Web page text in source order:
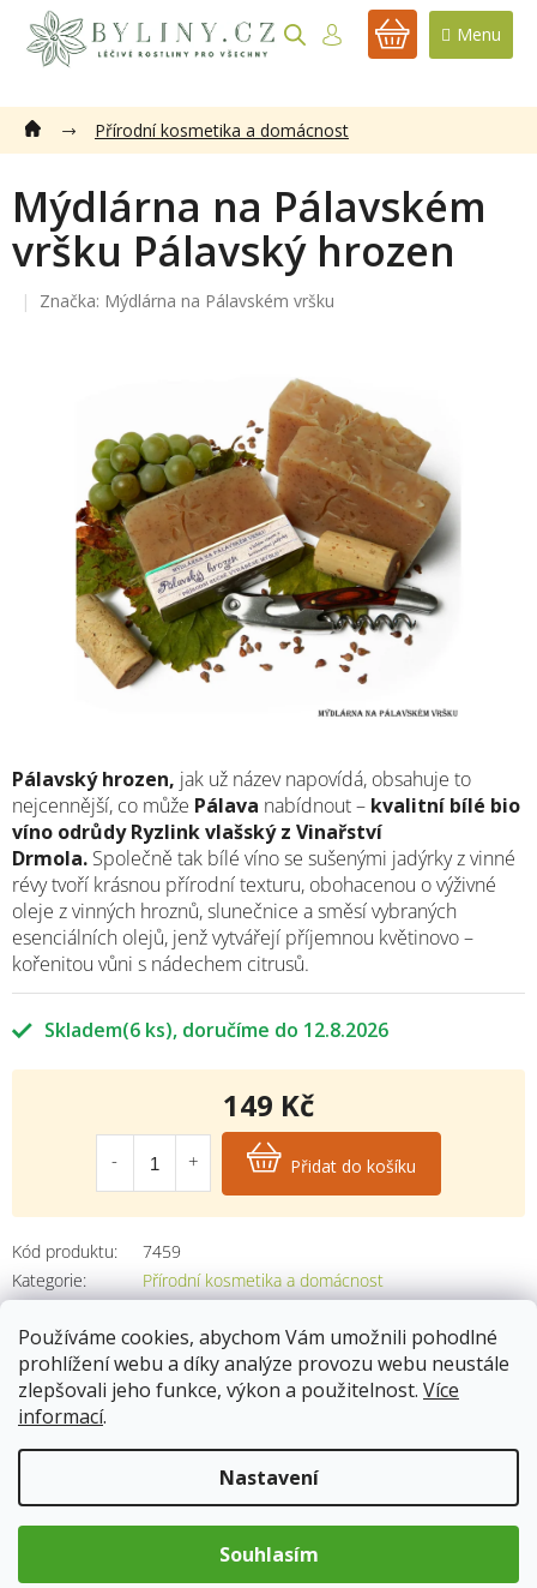
Používáme cookies, abychom Vám umožnili pohodlné
prohlížení webu a díky analýze provozu webu neustále
zlepšovali jeho funkce, výkon a použitelnost. Více
informací.
Nastavení
Souhlasím
obsah
NÁKUPNÍ
Přírodní kosmetika a domácnost
Mýdlárna na Pálavském
vršku Pálavský hrozen
Značka: Mýdlárna na Pálavském vršku
Skladem(6 ks) 12.8.2026
Pálavský hrozen, jak už název napovídá, obsahuje to
nejcennější, co může Pálava nabídnout – kvalitní bílé bio
víno odrůdy Ryzlink vlašský z Vinařství
Drmola. Společně tak bílé víno se sušenými jadýrky z vinné
révy tvoří krásnou přírodní texturu, obohacenou o výživné
oleje z vinných hroznů, slunečnice a směsí vybraných
esenciálních olejů, jenž vytvářejí příjemnou květinovo –
kořenitou vůni s nádechem citrusů.
Kód produktu:
7459
Kategorie:
Přírodní kosmetika a domácnost
149 Kč
Měrná
cena:
Přidat do košíku
Popis
Esenciální olej Muškátový oříšekmá kořenitou vůni s teplým
dřevitým nádechem. Olej je antiseptický, podporuje krevní oběh,
pomáhá při revmatizmu.
Esenciální olej Vanilka